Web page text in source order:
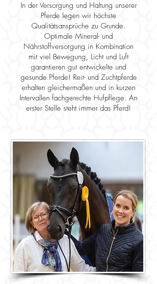
In der Versorgung und Haltung unserer
Pferde legen wir höchste
Qualitätsansprüche zu Grunde.
Optimale Mineral- und
Nährstoffversorgung in Kombination
mit viel Bewegung, Licht und Luft
garantieren gut entwickelte und
gesunde Pferde! Reit- und Zuchtpferde
erhalten gleichermaßen und in kurzen
Intervallen fachgerechte Hufpflege. An
erster Stelle steht immer das Pferd!